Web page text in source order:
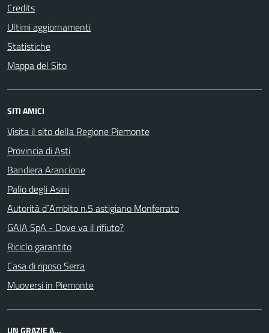
Credits
Ultimi aggiornamenti
Statistiche
Mappa del Sito
SITI AMICI
Visita il sito della Regione Piemonte
Provincia di Asti
Bandiera Arancione
Palio degli Asini
Autorità d`Ambito n.5 astigiano Monferrato
GAIA SpA - Dove va il rifiuto?
Riciclo garantito
Casa di riposo Serra
Muoversi in Piemonte
UN GRAZIE A...